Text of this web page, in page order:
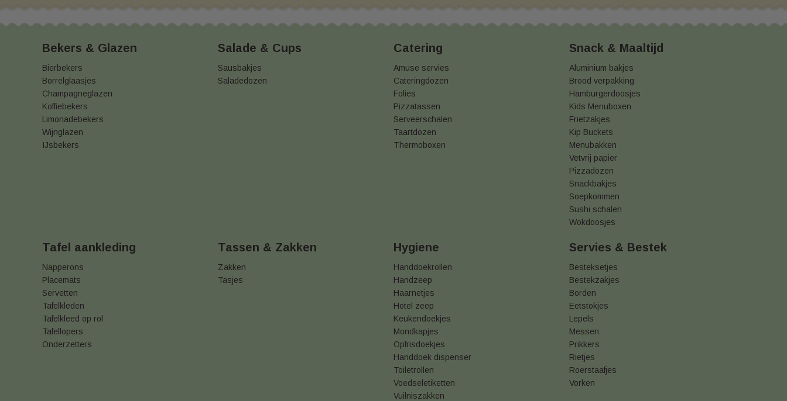
Bekers & Glazen
Bierbekers
Borrelglaasjes
Champagneglazen
Koffiebekers
Limonadebekers
Wijnglazen
IJsbekers
Salade & Cups
Sausbakjes
Saladedozen
Catering
Amuse servies
Cateringdozen
Folies
Pizzatassen
Serveerschalen
Taartdozen
Thermoboxen
Snack & Maaltijd
Aluminium bakjes
Brood verpakking
Hamburgerdoosjes
Kids Menuboxen
Frietzakjes
Kip Buckets
Menubakken
Vetvrij papier
Pizzadozen
Snackbakjes
Soepkommen
Sushi schalen
Wokdoosjes
Tafel aankleding
Napperons
Placemats
Servetten
Tafelkleden
Tafelkleed op rol
Tafellopers
Onderzetters
Tassen & Zakken
Zakken
Tasjes
Hygiene
Handdoekrollen
Handzeep
Haarnetjes
Hotel zeep
Keukendoekjes
Mondkapjes
Opfrisdoekjes
Handdoek dispenser
Toiletrollen
Voedseletiketten
Vuilniszakken
Servies & Bestek
Besteksetjes
Bestekzakjes
Borden
Eetstokjes
Lepels
Messen
Prikkers
Rietjes
Roerstaafjes
Vorken